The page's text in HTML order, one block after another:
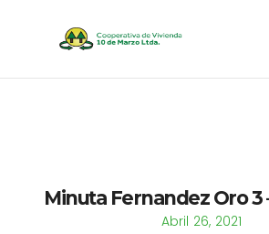
Minuta Fernandez Oro 3
Abril 26, 2021